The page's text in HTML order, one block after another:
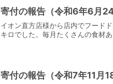
寄付の報告（令和6年6月24
イオン直方店様から店内でフード
キロでした。毎月たくさんの食材あ
寄付の報告（令和7年11月18